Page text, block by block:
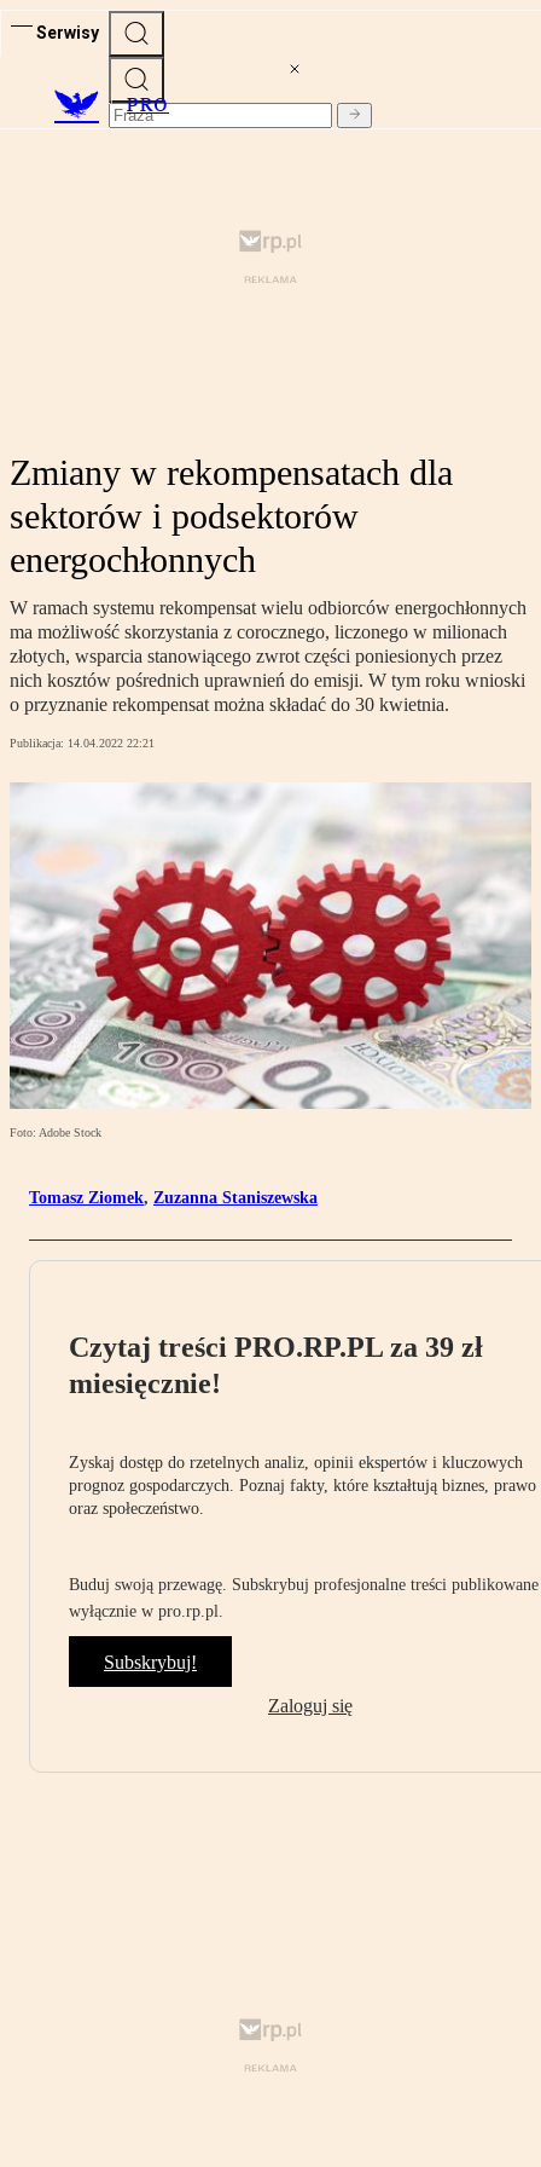
Serwisy
PRO
Zmiany w rekompensatach dla
sektorów i podsektorów
energochłonnych
W ramach systemu rekompensat wielu odbiorców energochłonnych
ma możliwość skorzystania z corocznego, liczonego w milionach
złotych, wsparcia stanowiącego zwrot części poniesionych przez
nich kosztów pośrednich uprawnień do emisji. W tym roku wnioski
o przyznanie rekompensat można składać do 30 kwietnia.
Publikacja: 14.04.2022 22:21
Foto: Adobe Stock
Tomasz Ziomek, Zuzanna Staniszewska
Czytaj treści PRO.RP.PL za 39 zł
miesięcznie!
Zyskaj dostęp do rzetelnych analiz, opinii ekspertów i kluczowych
prognoz gospodarczych. Poznaj fakty, które kształtują biznes, prawo
oraz społeczeństwo.
Buduj swoją przewagę. Subskrybuj profesjonalne treści publikowane
wyłącznie w pro.rp.pl.
Subskrybuj!
Zaloguj się